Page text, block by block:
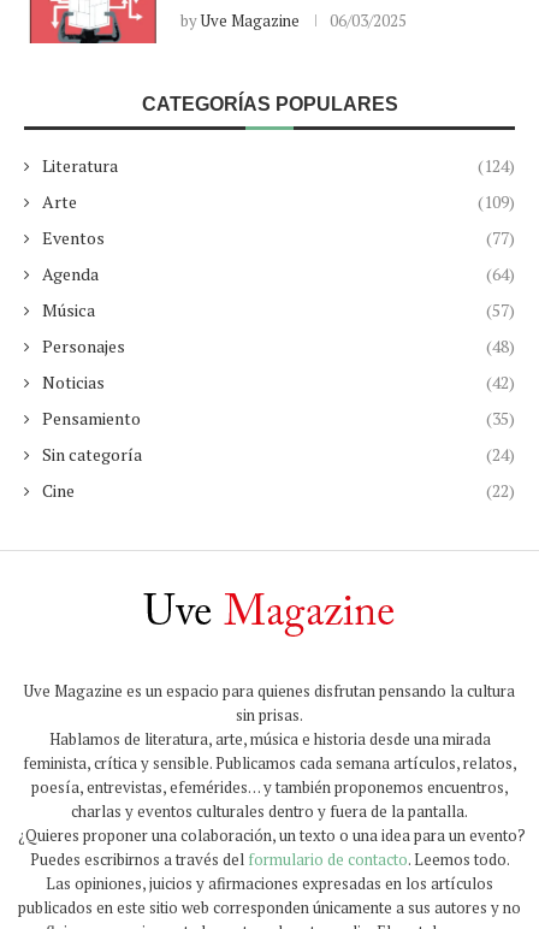
byUve Magazine 06/03/2025
CATEGORÍAS POPULARES
Literatura
(124)
Arte
(109)
Eventos
(77)
Agenda
(64)
Música
(57)
Personajes
(48)
Noticias
(42)
Pensamiento
(35)
Sin categoría
(24)
Cine
(22)
Uve Magazine es un espacio para quienes disfrutan pensando la cultura
sin prisas.
Hablamos de literatura, arte, música e historia desde una mirada
feminista, crítica y sensible. Publicamos cada semana artículos, relatos,
poesía, entrevistas, efemérides… y también proponemos encuentros,
charlas y eventos culturales dentro y fuera de la pantalla.
¿Quieres proponer una colaboración, un texto o una idea para un evento?
Puedes escribirnos a través del formulario de contacto. Leemos todo.
Las opiniones, juicios y afirmaciones expresadas en los artículos
publicados en este sitio web corresponden únicamente a sus autores y no